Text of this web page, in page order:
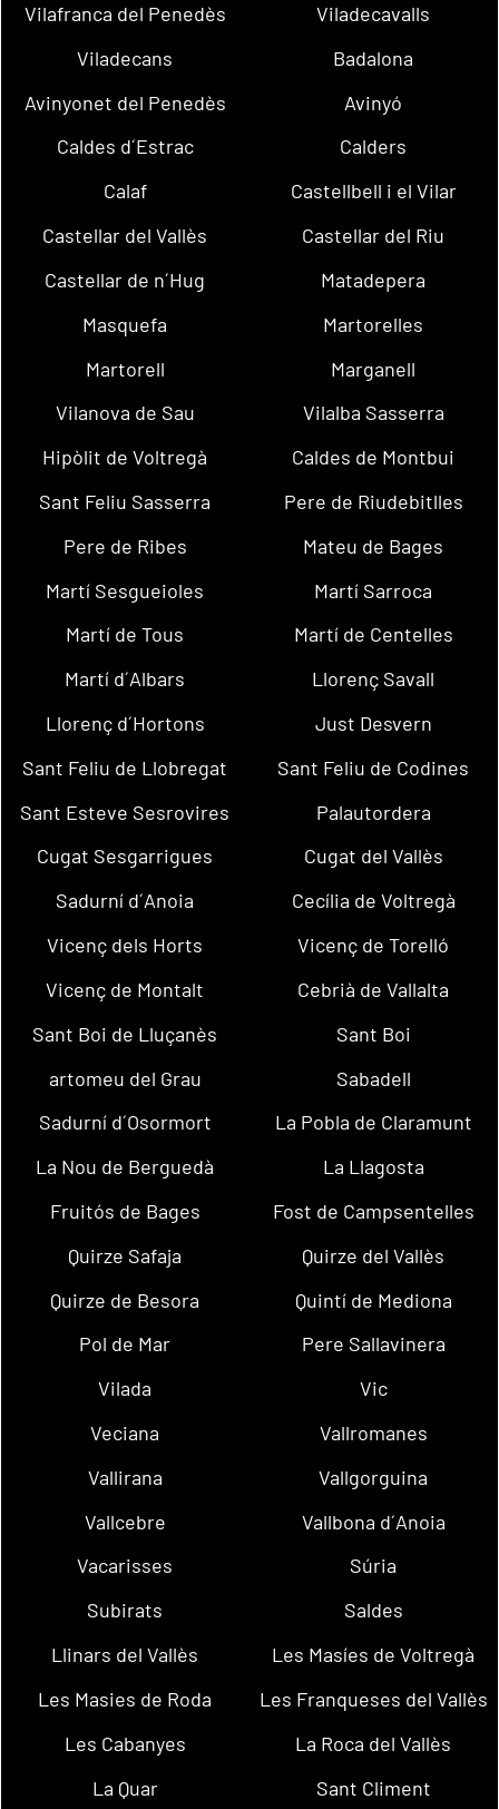
Vilafranca del Penedès
Viladecavalls
Viladecans
Badalona
Avinyonet del Penedès
Avinyó
Caldes d´Estrac
Calders
Calaf
Castellbell i el Vilar
Castellar del Vallès
Castellar del Riu
Castellar de n´Hug
Matadepera
Masquefa
Martorelles
Martorell
Marganell
Vilanova de Sau
Vilalba Sasserra
Hipòlit de Voltregà
Caldes de Montbui
Sant Feliu Sasserra
Pere de Riudebitlles
Pere de Ribes
Mateu de Bages
Martí Sesgueioles
Martí Sarroca
Martí de Tous
Martí de Centelles
Martí d´Albars
Llorenç Savall
Llorenç d´Hortons
Just Desvern
Sant Feliu de Llobregat
Sant Feliu de Codines
Sant Esteve Sesrovires
Palautordera
Cugat Sesgarrigues
Cugat del Vallès
Sadurní d´Anoia
Cecília de Voltregà
Vicenç dels Horts
Vicenç de Torelló
Vicenç de Montalt
Cebrià de Vallalta
Sant Boi de Lluçanès
Sant Boi
artomeu del Grau
Sabadell
Sadurní d´Osormort
La Pobla de Claramunt
La Nou de Berguedà
La Llagosta
Fruitós de Bages
Fost de Campsentelles
Quirze Safaja
Quirze del Vallès
Quirze de Besora
Quintí de Mediona
Pol de Mar
Pere Sallavinera
Vilada
Vic
Veciana
Vallromanes
Vallirana
Vallgorguina
Vallcebre
Vallbona d´Anoia
Vacarisses
Súria
Subirats
Saldes
Llinars del Vallès
Les Masíes de Voltregà
Les Masies de Roda
Les Franqueses del Vallès
Les Cabanyes
La Roca del Vallès
La Quar
Sant Climent